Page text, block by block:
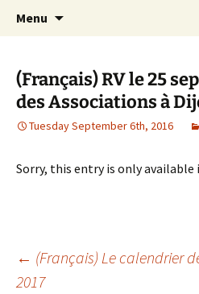
la Croisée des
apprendre, vivre, se
Menu
(Français) RV le 25
des Associations à
Tuesday September 6th, 2016
Sorry, this entry is only available
Post
← (Français) Le calendrier
2017